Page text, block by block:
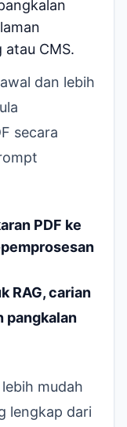
CMS.
dan lebih
secara
PDF ke
RAG, carian
pangkalan
mudah
lengkap dari